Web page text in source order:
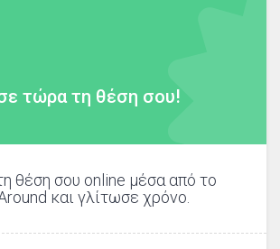
τώρα τη θέση σου!
θέση σου online μέσα από το
και γλίτωσε χρόνο.